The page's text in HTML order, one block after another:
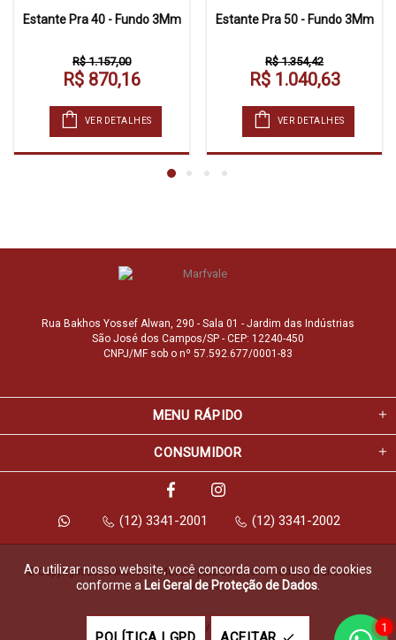
Estante Pra 40 - Fundo 3Mm
R$ 1.157,00
R$ 870,16
VER DETALHES
Estante Pra 50 - Fundo 3Mm
R$ 1.354,42
R$ 1.040,63
VER DETALHES
Rua Bakhos Yossef Alwan, 290 - Sala 01 - Jardim das Indústrias
São José dos Campos/SP - CEP: 12240-450
CNPJ/MF sob o nº 57.592.677/0001-83
MENU RÁPIDO
CONSUMIDOR
(12) 3341-2001 (12) 3341-2002
© Copyright 2026 Marfvale Móveis para Escritório. Todos os direitos
reservados.
Feito com
Ao utilizar nosso website, você concorda com o uso de cookies
conforme a Lei Geral de Proteção de Dados
1